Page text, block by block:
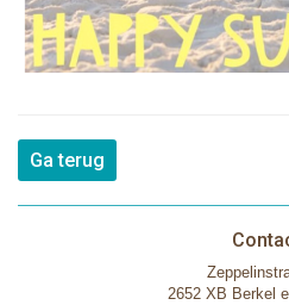
Ga terug
2652 XB Berkel